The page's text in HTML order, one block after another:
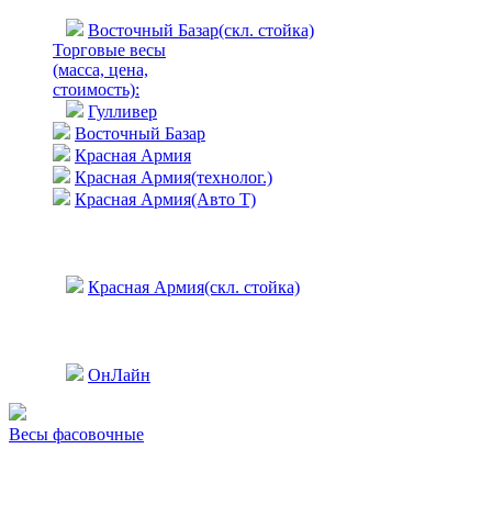
Восточный Базар(скл. стойка)
Торговые весы
(масса, цена,
стоимость):
Гулливер
Восточный Базар
Красная Армия
Красная Армия(технолог.)
Красная Армия(Авто Т)
Красная Армия(скл. стойка)
ОнЛайн
Весы фасовочные